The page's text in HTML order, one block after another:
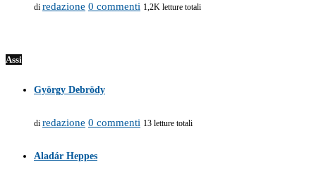
di redazione 0 commenti 1,2K letture totali
Assi
György Debrödy
di redazione 0 commenti 13 letture totali
Aladár Heppes